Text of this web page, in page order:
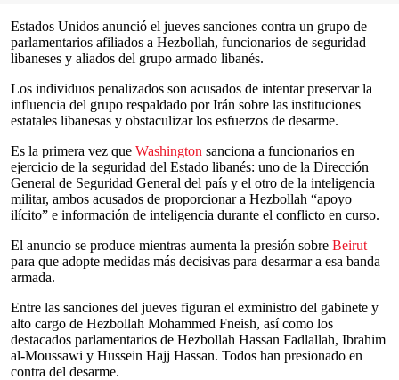
Estados Unidos anunció el jueves sanciones contra un grupo de
parlamentarios afiliados a Hezbollah, funcionarios de seguridad
libaneses y aliados del grupo armado libanés.
Los individuos penalizados son acusados de intentar preservar la
influencia del grupo respaldado por Irán sobre las instituciones
estatales libanesas y obstaculizar los esfuerzos de desarme.
Es la primera vez que Washington sanciona a funcionarios en
ejercicio de la seguridad del Estado libanés: uno de la Dirección
General de Seguridad General del país y el otro de la inteligencia
militar, ambos acusados de proporcionar a Hezbollah “apoyo
ilícito” e información de inteligencia durante el conflicto en curso.
El anuncio se produce mientras aumenta la presión sobre Beirut
para que adopte medidas más decisivas para desarmar a esa banda
armada.
Entre las sanciones del jueves figuran el exministro del gabinete y
alto cargo de Hezbollah Mohammed Fneish, así como los
destacados parlamentarios de Hezbollah Hassan Fadlallah, Ibrahim
al-Moussawi y Hussein Hajj Hassan. Todos han presionado en
contra del desarme.